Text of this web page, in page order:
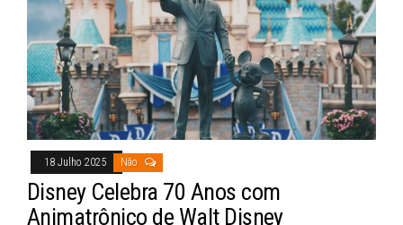
18 Julho 2025 Não
Disney Celebra 70 Anos com
Animatrônico de Walt Disney